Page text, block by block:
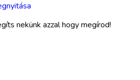
nekünk azzal hogy megírod!